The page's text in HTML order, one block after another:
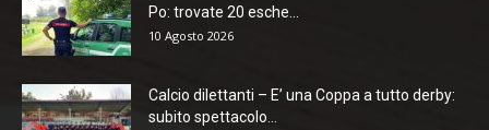
Po: trovate 20 esche...
10 Agosto 2026
Calcio dilettanti – E’ una Coppa a tutto derby:
subito spettacolo...